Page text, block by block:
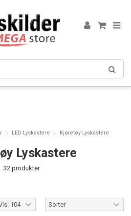
LED Lyskastere Kjøretøy Lyskastere
Lyskastere
32 produkter